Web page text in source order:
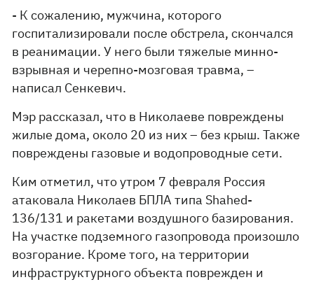
- К сожалению, мужчина, которого
госпитализировали после обстрела, скончался
в реанимации. У него были тяжелые минно-
взрывная и черепно-мозговая травма, –
написал Сенкевич.
Мэр рассказал, что в Николаеве повреждены
жилые дома, около 20 из них – без крыш. Также
повреждены газовые и водопроводные сети.
Ким отметил, что утром 7 февраля Россия
атаковала Николаев БПЛА типа Shahed-
136/131 и ракетами воздушного базирования.
На участке подземного газопровода произошло
возгорание. Кроме того, на территории
инфраструктурного объекта поврежден и